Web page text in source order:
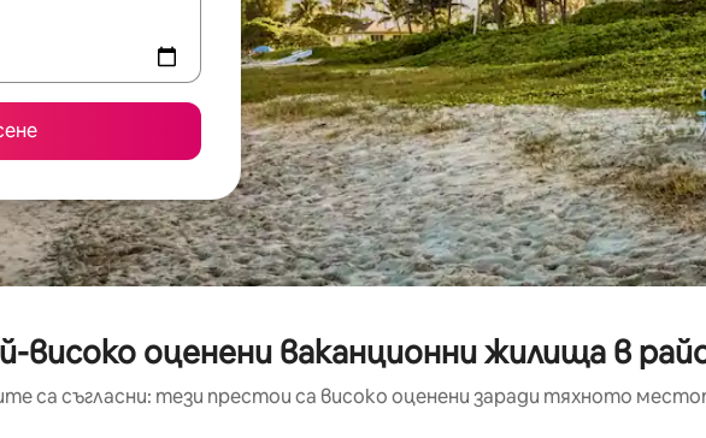
високо оценени ваканционни жилища в
са съгласни: тези престои са високо оценени заради тяхното